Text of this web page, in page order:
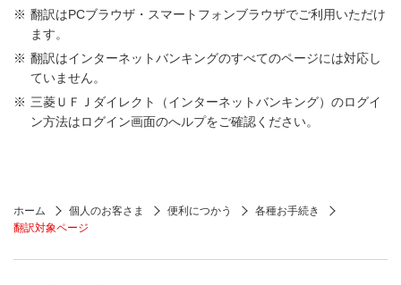
翻訳はPCブラウザ・スマートフォンブラウザでご利用いただけ
ます。
翻訳はインターネットバンキングのすべてのページには対応し
ていません。
三菱ＵＦＪダイレクト（インターネットバンキング）のログイ
ン方法はログイン画面のへルプをご確認ください。
ホーム 個人のお客さま 便利につかう
各種お手続き
翻訳対象ページ